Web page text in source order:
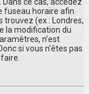
fuseau horaire afin
trouvez (ex : Londres,
la modification du
n’est
si vous n’êtes pas